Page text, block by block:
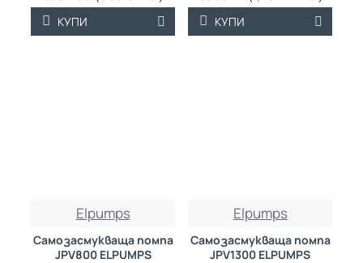
КУПИ КУПИ
Elpumps
Самозасмукваща помпа
JPV800 ELPUMPS
Elpumps
Самозасмукваща помпа
JPV1300 ELPUMPS